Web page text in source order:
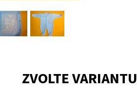
ZVOLTE VARIANTU